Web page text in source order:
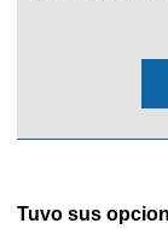
Tuvo sus